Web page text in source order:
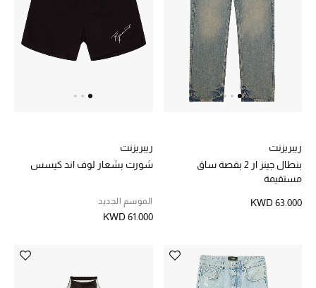
مجوهرات عصرية للنساء
إكسسوارات للرجال
مجوهرات فاخرة للأطفال
تسوقوا المجوهرات
الهدايا
ريبريزنت
بنطال جينز ار 2 بقصة ساق
مستقيمة
KWD 63.000
ريبريزنت
شورت بشعار لوف اند كيسس
الموسم الجديد
KWD 61.000